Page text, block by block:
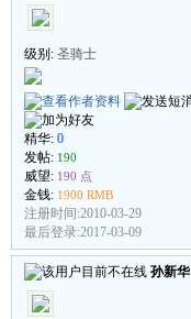
级别: 圣骑士
精华: 0
发帖: 190
威望: 190 点
金钱: 1900 RMB
注册时间:2010-03-29
最后登录:2017-03-09
孙新华